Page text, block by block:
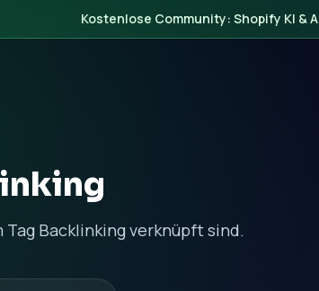
Kostenlose Community: Shopify KI &
Backlinking verknüpft sind.